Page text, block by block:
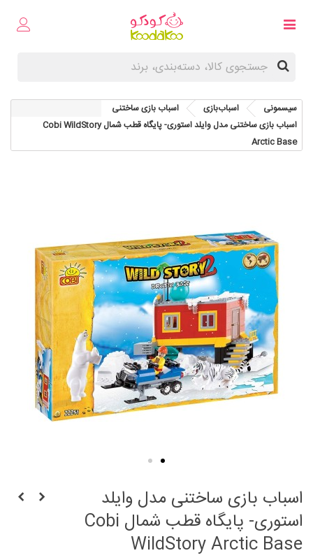
سیسمونی اسباب‌بازی
اسباب‌ بازی ساختنی
اسباب بازی ساختنی مدل وایلد استوری- پایگاه قطب شمال Cobi WildStory
Arctic Base
اسباب بازی ساختنی مدل وایلد
استوری- پایگاه قطب شمال Cobi
WildStory Arctic Base